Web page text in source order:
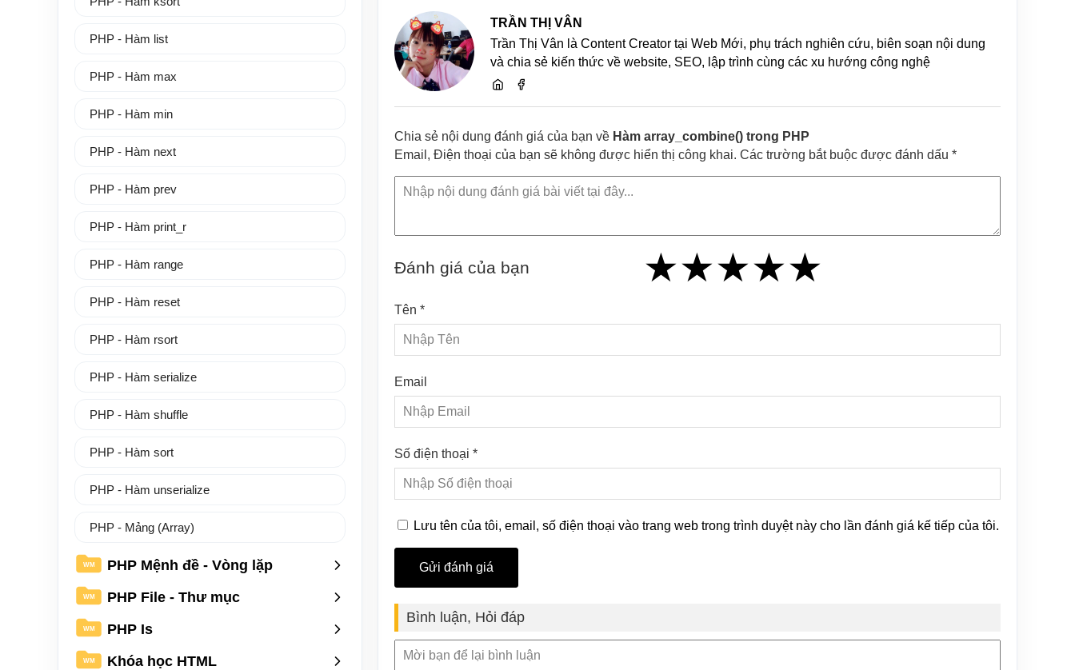
TRẦN THỊ VÂN
Trần Thị Vân là Content Creator tại Web Mới, phụ trách nghiên cứu, biên soạn nội dung
và chia sẻ kiến thức về website, SEO, lập trình cùng các xu hướng công nghệ
Chia sẻ nội dung đánh giá của bạn về Hàm array_combine() trong PHP
Email, Điện thoại của bạn sẽ không được hiển thị công khai. Các trường bắt buộc được đánh dấu *
Đánh giá của bạn ★
★★
★★★
★★★★
★★★★★
Tên *
Email
Số điện thoại *
Lưu tên của tôi, email, số điện thoại vào trang web trong trình duyệt này cho lần đánh giá kế tiếp của tôi.
Bình luận, Hỏi đáp
PHP - Hàm list
PHP - Hàm max
PHP - Hàm min
PHP - Hàm next
PHP - Hàm prev
PHP - Hàm print_r
PHP - Hàm range
PHP - Hàm reset
PHP - Hàm rsort
PHP - Hàm serialize
PHP - Hàm shuffle
PHP - Hàm sort
PHP - Hàm unserialize
PHP - Mảng (Array)
WM PHP Mệnh đề - Vòng lặp
WM PHP File - Thư mục
WM PHP Is
WM Khóa học HTML